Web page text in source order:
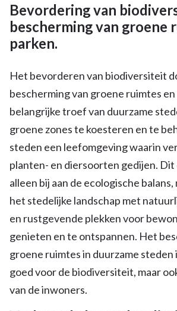
Bevordering van
bescherming van groene
parken.
Het bevorderen van biodiversiteit
bescherming van groene ruimtes en
belangrijke troef van duurzame
groene zones te koesteren en te
steden een leefomgeving waarin
planten- en diersoorten gedijen.
alleen bij aan de ecologische
het stedelijke landschap met
en rustgevende plekken voor
genieten en te ontspannen. Het
groene ruimtes in duurzame steden
goed voor de biodiversiteit, maar
van de inwoners.